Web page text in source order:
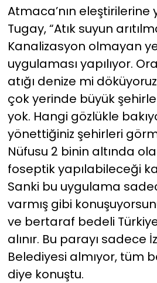
Atmaca’nın eleştirilerine
Tugay, “Atık suyun
Kanalizasyon olmayan
uygulaması yapılıyor.
atığı denize mi
çok yerinde büyük
yok. Hangi gözlükle
yönettiğiniz şehirleri
Nüfusu 2 binin altında
foseptik yapılabileceği
Sanki bu uygulama
varmış gibi
ve bertaraf bedeli
alınır. Bu parayı sadece
Belediyesi almıyor, tüm
diye konuştu.